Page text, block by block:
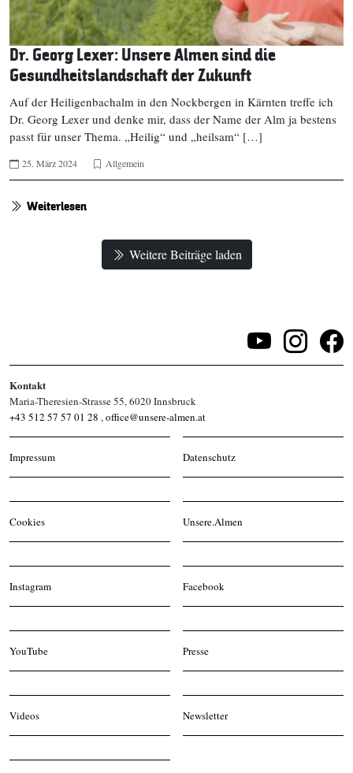
Dr. Georg Lexer: Unsere Almen sind die
Gesundheitslandschaft der Zukunft
Auf der Heiligenbachalm in den Nockbergen in Kärnten treffe ich
Dr. Georg Lexer und denke mir, dass der Name der Alm ja bestens
passt für unser Thema. „Heilig“ und „heilsam“ […]
25. März 2024 Allgemein
Weiterlesen
Weitere Beiträge laden
Kontakt
Maria-Theresien-Strasse 55, 6020 Innsbruck
+43 512 57 57 01 28 ,office@unsere-almen.at
Impressum Datenschutz
Cookies Unsere.Almen
Instagram Facebook
YouTube Presse
Videos Newsletter